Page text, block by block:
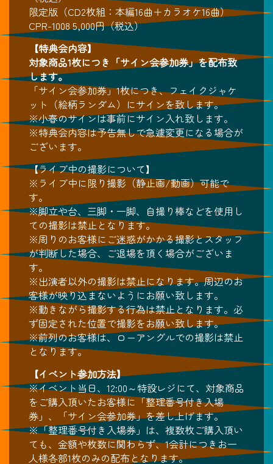
限定版（CD2枚組：本編16曲＋カラオケ16曲）
CPR-1008 5,000円（税込）
【特典会内容】
対象商品1枚につき「サイン会参加券」を配布致
します。
「サイン会参加券」1枚につき、フェイクジャケ
ット（絵柄ランダム）にサインを致します。
※小春のサインは事前にサイン入れ致します。
※特典会内容は予告無しで急遽変更になる場合が
ございます。
【ライブ中の撮影について】
※ライブ中に限り撮影（静止画/動画）可能で
す。
※脚立や台、三脚・一脚、自撮り棒などを使用し
ての撮影は禁止となります。
※周りのお客様にご迷惑がかかる撮影とスタッフ
が判断した場合、ご退場を頂く場合がございま
す。
※出演者以外の撮影は禁止になります。周辺のお
客様が映り込まないようにお願い致します。
※動きながら撮影する行為は禁止となります。必
ず固定された位置で撮影をお願い致します。
※前列のお客様は、ローアングルでの撮影は禁止
となります。
【イベント参加方法】
※イベント当日、12:00～特設レジにて、対象商品
をご購入頂いたお客様に「整理番号付き入場
券」、「サイン会参加券」を差し上げます。
※「整理番号付き入場券」は、複数枚ご購入頂い
ても、金額や枚数に関わらず、1会計につきお一
人様各部1枚のみの配布となります。